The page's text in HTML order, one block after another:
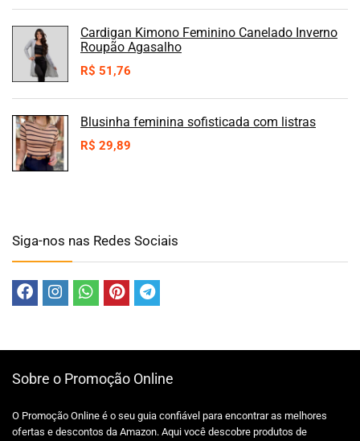
Cardigan Kimono Feminino Canelado Inverno
Roupão Agasalho
R$ 51,76
Blusinha feminina sofisticada com listras
R$ 29,89
Siga-nos nas Redes Sociais
Sobre o Promoção Online
O Promoção Online é o seu guia confiável para encontrar as melhores
ofertas e descontos da Amazon. Aqui você descobre produtos de